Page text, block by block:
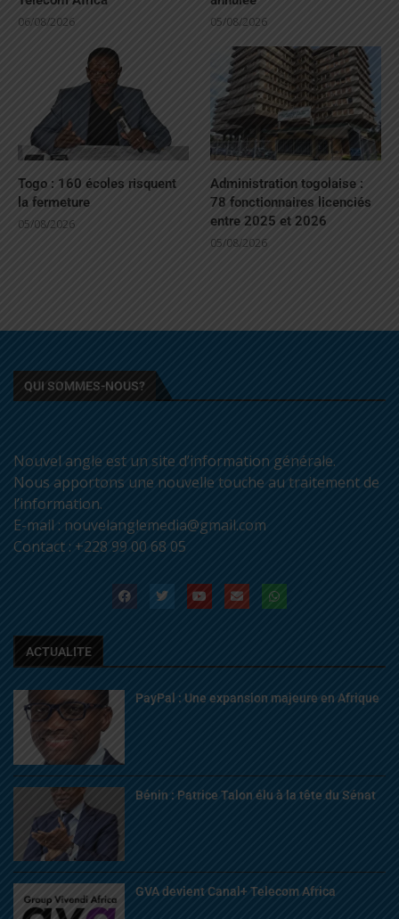
06/08/2026 05/08/2026
Togo : 160 écoles risquent
la fermeture
05/08/2026
Administration togolaise :
78 fonctionnaires licenciés
entre 2025 et 2026
05/08/2026
QUI SOMMES-NOUS?
Nouvel angle est un site d’information générale.
Nous apportons une nouvelle touche au traitement de
l’information.
E-mail : nouvelanglemedia@gmail.com
Contact : +228 99 00 68 05
ACTUALITE
PayPal : Une expansion majeure en Afrique
Bénin : Patrice Talon élu à la tête du Sénat
GVA devient Canal+ Telecom Africa